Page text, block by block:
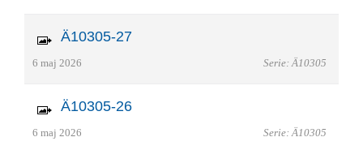
Ä10305-27
6 maj 2026 Serie: Ä10305
Ä10305-26
6 maj 2026 Serie: Ä10305